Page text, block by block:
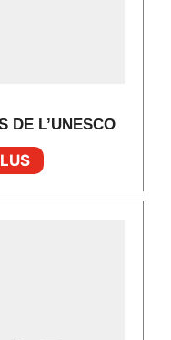
DE L’UNESCO